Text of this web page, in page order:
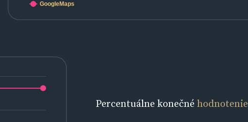
GoogleMaps
Percentuálne konečnéhodnotenie